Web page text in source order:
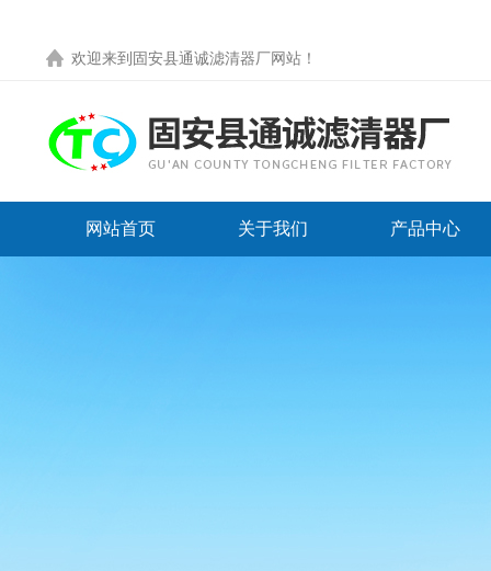
欢迎来到 固安县通诚滤清器厂网站 ！
网站首页 关于我们 产品中心